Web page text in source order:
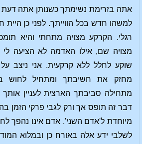
אתה בזרימת נשימתך כשנותן אתה דעת
למשהו חדש בכל הווייתך. לפני כן
רגלי. הקרקע מצויה מתחתי והיא
מצויה שם, אילו האדמה לא הציעה לי
שוקע לחלל ללא קרקעית. אני ניצב
מחזק את חשיבתך ומתחיל לחוש
מתחילה סביבתך הארצית לעניין
דבר זה תופס אך ורק לגבי פרקי הזמן
מיוחדת ל'אדם השני'. אדם אינו נהפך
לשלבי ידע אלה באורח כן ובמלוא